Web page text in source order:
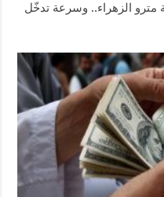
مترو الزهراء.. وسرعة تدخّل